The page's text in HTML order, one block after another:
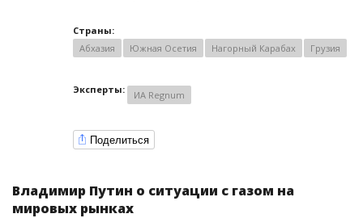
Страны:
Абхазия
Южная Осетия Нагорный Карабах Грузия
Эксперты: ИА Regnum
Поделиться
Владимир Путин о ситуации с газом на
мировых рынках